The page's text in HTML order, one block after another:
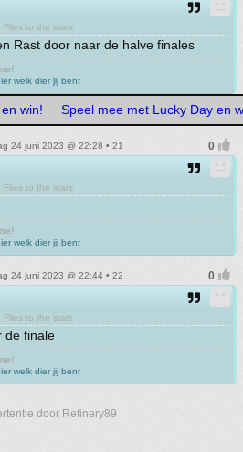
Flies to the stars
Rast door naar de halve finales
welk dier jij bent
win! Speel mee met Lucky Day en
24 juni 2023 @ 22:28 • 21
Flies to the stars
welk dier jij bent
24 juni 2023 @ 22:44 • 22
Flies to the stars
de finale
welk dier jij bent
door Refinery89